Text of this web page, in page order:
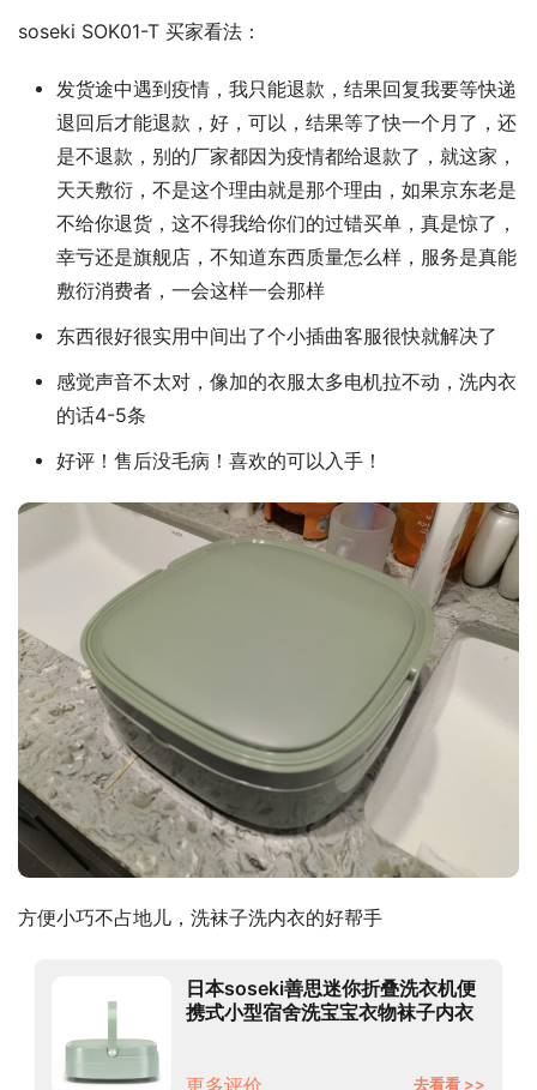
soseki SOK01-T 买家看法：
发货途中遇到疫情，我只能退款，结果回复我要等快递
退回后才能退款，好，可以，结果等了快一个月了，还
是不退款，别的厂家都因为疫情都给退款了，就这家，
天天敷衍，不是这个理由就是那个理由，如果京东老是
不给你退货，这不得我给你们的过错买单，真是惊了，
幸亏还是旗舰店，不知道东西质量怎么样，服务是真能
敷衍消费者，一会这样一会那样
东西很好很实用中间出了个小插曲客服很快就解决了
感觉声音不太对，像加的衣服太多电机拉不动，洗内衣
的话4-5条
好评！售后没毛病！喜欢的可以入手！
方便小巧不占地儿，洗袜子洗内衣的好帮手
日本soseki善思迷你折叠洗衣机便
携式小型宿舍洗宝宝衣物袜子内衣
去看看 >>